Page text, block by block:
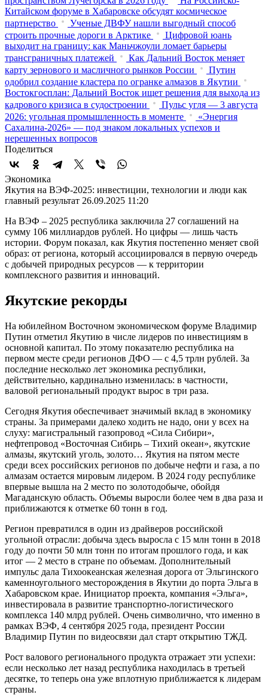
Китайском форуме в Хабаровске обсудят космическое
партнерство
Ученые ДВФУ нашли выгодный способ
строить прочные дороги в Арктике
Цифровой юань
выходит на границу: как Маньчжоули ломает барьеры
трансграничных платежей
Как Дальний Восток меняет
карту зернового и масличного рынков России
Путин
одобрил создание кластера по огранке алмазов в Якутии
Востокгосплан: Дальний Восток ищет решения для выхода из
кадрового кризиса в судостроении
Пульс угля — 3 августа
2026: угольная промышленность в моменте
«Энергия
Сахалина-2026» — под знаком локальных успехов и
нерешенных вопросов
Поделиться
Экономика
Якутия на ВЭФ-2025: инвестиции, технологии и люди как
главный результат 26.09.2025 11:20
На ВЭФ – 2025 республика заключила 27 соглашений на
сумму 106 миллиардов рублей. Но цифры — лишь часть
истории. Форум показал, как Якутия постепенно меняет свой
образ: от региона, который ассоциировался в первую очередь
с добычей природных ресурсов — к территории
комплексного развития и инноваций.
Якутские рекорды
На юбилейном Восточном экономическом форуме Владимир
Путин отметил Якутию в числе лидеров по инвестициям в
основной капитал. По этому показателю республика на
первом месте среди регионов ДФО — с 4,5 трлн рублей. За
последние несколько лет экономика республики,
действительно, кардинально изменилась: в частности,
валовой региональный продукт вырос в три раза.
Сегодня Якутия обеспечивает значимый вклад в экономику
страны. За примерами далеко ходить не надо, они у всех на
слуху: магистральный газопровод «Сила Сибири»,
нефтепровод «Восточная Сибирь – Тихий океан», якутские
алмазы, якутский уголь, золото… Якутия на пятом месте
среди всех российских регионов по добыче нефти и газа, а по
алмазам остается мировым лидером. В 2024 году республике
впервые вышла на 2 место по золотодобыче, обойдя
Магаданскую область. Объемы выросли более чем в два раза и
приближаются к отметке 60 тонн в год.
Регион превратился в один из драйверов российской
угольной отрасли: добыча здесь выросла с 15 млн тонн в 2018
году до почти 50 млн тонн по итогам прошлого года, и как
итог — 2 место в стране по объемам. Дополнительный
импульс дала Тихоокеанская железная дорога от Эльгинского
каменноугольного месторождения в Якутии до порта Эльга в
Хабаровском крае. Инициатор проекта, компания «Эльга»,
инвестировала в развитие транспортно-логистического
комплекса 140 млрд рублей. Очень символично, что именно в
рамках ВЭФ, 4 сентября 2025 года, президент России
Владимир Путин по видеосвязи дал старт открытию ТЖД.
Рост валового регионального продукта отражает эти успехи:
если несколько лет назад республика находилась в третьей
десятке, то теперь она уже вплотную приближается к лидерам
страны.